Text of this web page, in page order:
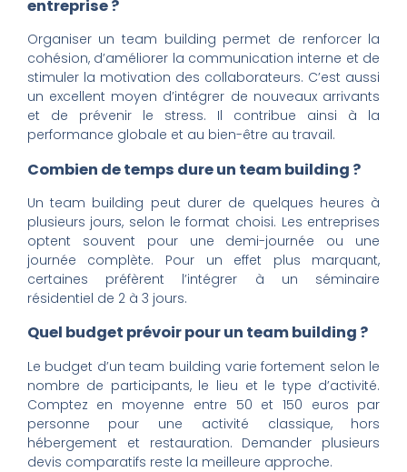
entreprise ?
Organiser un team building permet de renforcer la
cohésion, d’améliorer la communication interne et de
stimuler la motivation des collaborateurs. C’est aussi
un excellent moyen d’intégrer de nouveaux arrivants
et de prévenir le stress. Il contribue ainsi à la
performance globale et au bien-être au travail.
Combien de temps dure un team building ?
Un team building peut durer de quelques heures à
plusieurs jours, selon le format choisi. Les entreprises
optent souvent pour une demi-journée ou une
journée complète. Pour un effet plus marquant,
certaines préfèrent l’intégrer à un séminaire
résidentiel de 2 à 3 jours.
Quel budget prévoir pour un team building ?
Le budget d’un team building varie fortement selon le
nombre de participants, le lieu et le type d’activité.
Comptez en moyenne entre 50 et 150 euros par
personne pour une activité classique, hors
hébergement et restauration. Demander plusieurs
devis comparatifs reste la meilleure approche.